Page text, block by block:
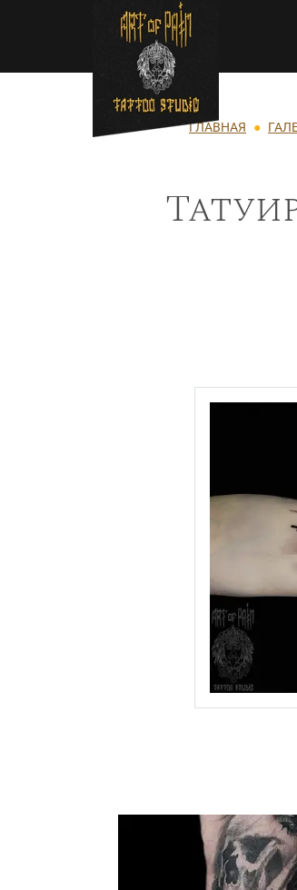
Перейти к основному содержанию
СтрокаГЛАВНАЯ